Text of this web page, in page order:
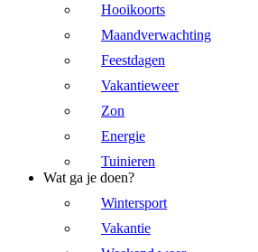
Hooikoorts
Maandverwachting
Feestdagen
Vakantieweer
Zon
Energie
Tuinieren
Wat ga je doen?
Wintersport
Vakantie